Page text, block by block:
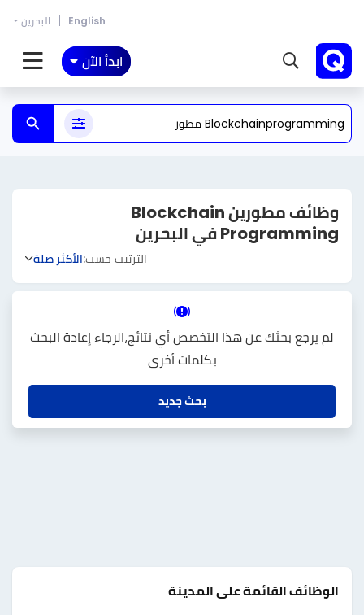
English البحرين
ابدأ الآن
وظائف مطورين Blockchain
Programming في البحرين
الترتيب حسب:الأكثر صلة
لم يرجع بحثك عن هذا التخصص أي نتائج،الرجاء إعادة البحث
بكلمات أخرى
بحث جديد
الوظائف القائمة على المدينة